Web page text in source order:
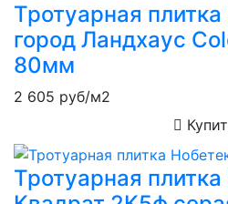
Тротуарная
город Ландхаус
80мм
2 605 руб/м2
Тротуарная